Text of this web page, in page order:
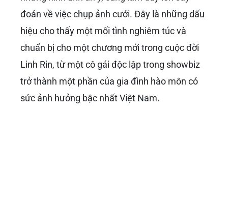
đoán về việc chụp ảnh cưới. Đây là những dấu
hiệu cho thấy một mối tình nghiêm túc và
chuẩn bị cho một chương mới trong cuộc đời
Linh Rin, từ một cô gái độc lập trong showbiz
trở thành một phần của gia đình hào môn có
sức ảnh hưởng bậc nhất Việt Nam.